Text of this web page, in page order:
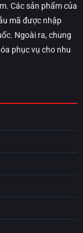
Các sản phẩm của
mã được nhập
Ngoài ra, chung
phục vụ cho nhu